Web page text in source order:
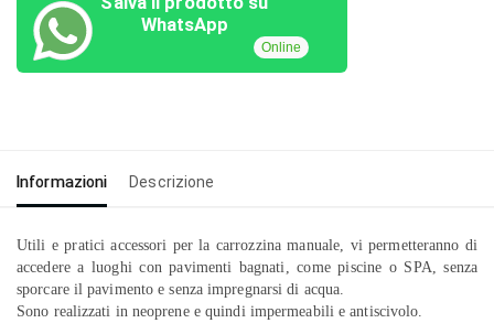
WhatsApp
Online
Informazioni Descrizione
Utili e pratici accessori per la carrozzina manuale, vi permetteranno di
accedere a luoghi con pavimenti bagnati, come piscine o SPA, senza
sporcare il pavimento e senza impregnarsi di acqua.
Sono realizzati in neoprene e quindi impermeabili e antiscivolo.